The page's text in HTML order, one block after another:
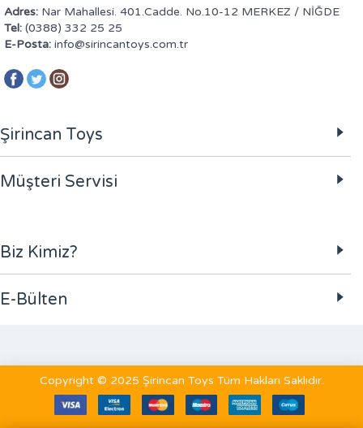
Adres: Nar Mahallesi. 401.Cadde. No.10-12 MERKEZ / NİĞDE
Tel: (0388) 332 25 25
E-Posta: info@sirincantoys.com.tr
Şirincan Toys
Müşteri Servisi
Biz Kimiz?
E-Bülten
Copyright © 2025 Şirincan Toys Tüm Hakları Saklıdır.